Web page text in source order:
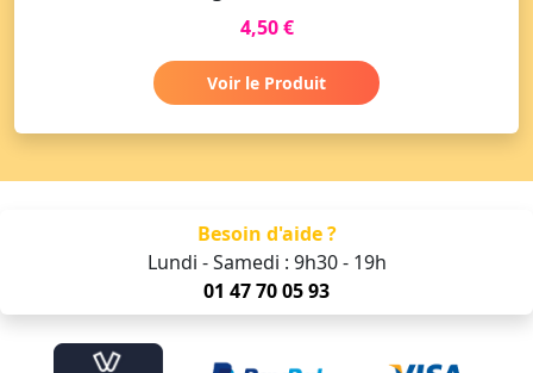
4,50 €
Voir le Produit
Besoin d'aide ?
Lundi - Samedi : 9h30 - 19h
01 47 70 05 93